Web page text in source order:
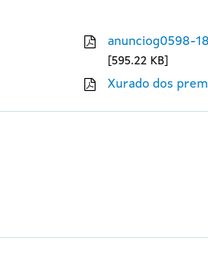
anunciog0598-
595.22 KB
Xurado dos